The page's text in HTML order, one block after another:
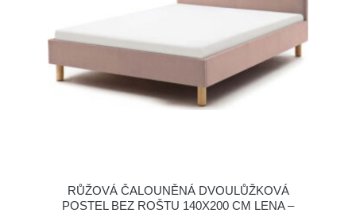
RŮŽOVÁ ČALOUNĚNÁ DVOULŮŽKOVÁ
POSTEL BEZ ROŠTU 140X200 CM LENA –